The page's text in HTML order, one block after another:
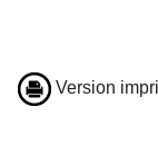
Version